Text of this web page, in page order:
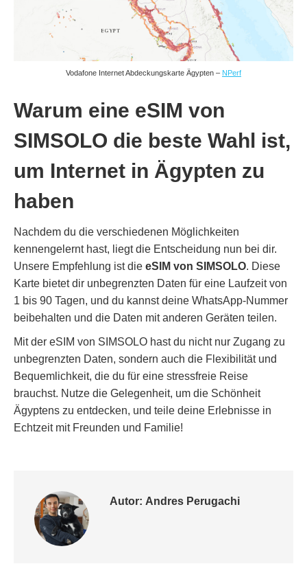
Vodafone Internet Abdeckungskarte Ägypten – NPerf
Warum eine eSIM von
SIMSOLO die beste Wahl ist,
um Internet in Ägypten zu
haben
Nachdem du die verschiedenen Möglichkeiten
kennengelernt hast, liegt die Entscheidung nun bei dir.
Unsere Empfehlung ist die eSIM von SIMSOLO. Diese
Karte bietet dir unbegrenzten Daten für eine Laufzeit von
1 bis 90 Tagen, und du kannst deine WhatsApp-Nummer
beibehalten und die Daten mit anderen Geräten teilen.
Mit der eSIM von SIMSOLO hast du nicht nur Zugang zu
unbegrenzten Daten, sondern auch die Flexibilität und
Bequemlichkeit, die du für eine stressfreie Reise
brauchst. Nutze die Gelegenheit, um die Schönheit
Ägyptens zu entdecken, und teile deine Erlebnisse in
Echtzeit mit Freunden und Familie!
Autor: Andres Perugachi